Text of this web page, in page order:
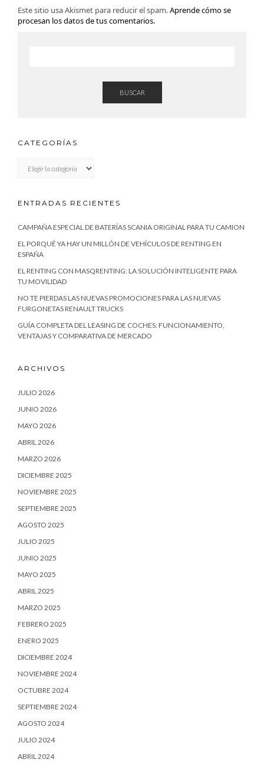
Este sitio usa Akismet para reducir el spam.Aprende cómo se
procesan los datos de tus comentarios.
BUSCAR
CATEGORÍAS
ENTRADAS RECIENTES
CAMPAÑA ESPECIAL DE BATERÍAS SCANIA ORIGINAL PARA TU CAMION
EL PORQUÉ YA HAY UN MILLÓN DE VEHÍCULOS DE RENTING EN
ESPAÑA
EL RENTING CON MASQRENTING: LA SOLUCIÓN INTELIGENTE PARA
TU MOVILIDAD
NO TE PIERDAS LAS NUEVAS PROMOCIONES PARA LAS NUEVAS
FURGONETAS RENAULT TRUCKS
GUÍA COMPLETA DEL LEASING DE COCHES: FUNCIONAMIENTO,
VENTAJAS Y COMPARATIVA DE MERCADO
ARCHIVOS
JULIO 2026
JUNIO 2026
MAYO 2026
ABRIL 2026
MARZO 2026
DICIEMBRE 2025
NOVIEMBRE 2025
SEPTIEMBRE 2025
AGOSTO 2025
JULIO 2025
JUNIO 2025
MAYO 2025
ABRIL 2025
MARZO 2025
FEBRERO 2025
ENERO 2025
DICIEMBRE 2024
NOVIEMBRE 2024
OCTUBRE 2024
SEPTIEMBRE 2024
AGOSTO 2024
JULIO 2024
ABRIL 2024